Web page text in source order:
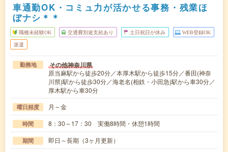
車通勤OK・コミュ力が活かせる事務・残業ほ
ぼナシ＊＊
職種未経験OK 交通費別途支給あり 土日祝日が休み WEB登録OK
派遣
勤務地 その他神奈川県
原当麻駅から徒歩20分／本厚木駅から徒歩15分／番田(神奈
川県)駅から徒歩30分／海老名(相鉄・小田急)駅から車30分／
厚木駅から車30分
曜日頻度 月～金
時間 8：30～17：30 実働8時間・休憩1時間
期間 即日～長期（3ヶ月更新）